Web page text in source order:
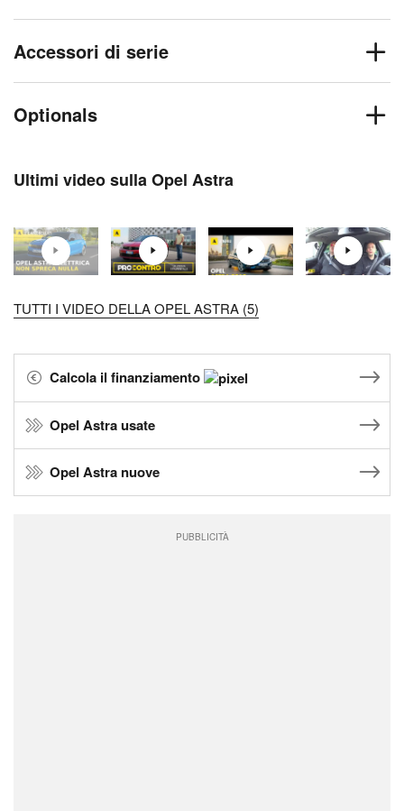
Accessori di serie
Optionals
Ultimi video sulla Opel Astra
TUTTI I VIDEO DELLA OPEL ASTRA (5)
Calcola il finanziamento
Opel Astra usate
Opel Astra nuove
PUBBLICITÀ